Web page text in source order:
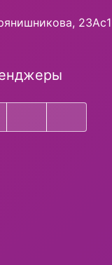
23Ас1